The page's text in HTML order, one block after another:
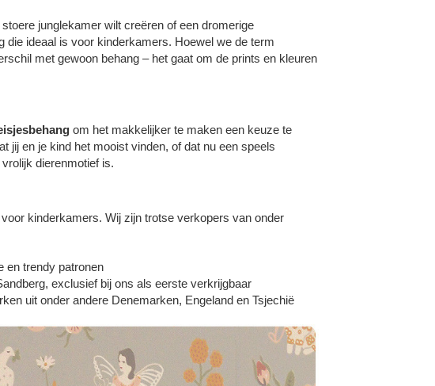
junglekamer wilt creëren of een dromerige
ideaal is voor kinderkamers. Hoewel we de term
met gewoon behang – het gaat om de prints en kleuren
om het makkelijker te maken een keuze te
jij en je kind het mooist vinden, of dat nu een speels
dierenmotief is.
kinderkamers. Wij zijn trotse verkopers van onder
en trendy patronen
exclusief bij ons als eerste verkrijgbaar
uit onder andere Denemarken, Engeland en Tsjechië